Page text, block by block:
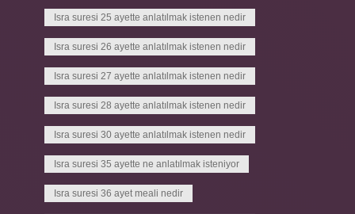
Isra suresi 25 ayette anlatılmak istenen nedir
Isra suresi 26 ayette anlatılmak istenen nedir
Isra suresi 27 ayette anlatılmak istenen nedir
Isra suresi 28 ayette anlatılmak istenen nedir
Isra suresi 30 ayette anlatılmak istenen nedir
Isra suresi 35 ayette ne anlatılmak isteniyor
Isra suresi 36 ayet meali nedir